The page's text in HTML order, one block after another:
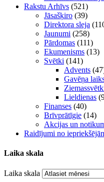
Rakstu Arhīvs (521)
Jāsašķiro (39)
Direktora sleja
Jaunumi (258)
Pārdomas (111)
Ekumenisms (13)
Svētki (141)
Advents
Gavēņa
Lieldienas
Finanses (40)
Brīvprātīgie (14)
Akcijas un
Raidījumi no
Laika skala
Laika skala